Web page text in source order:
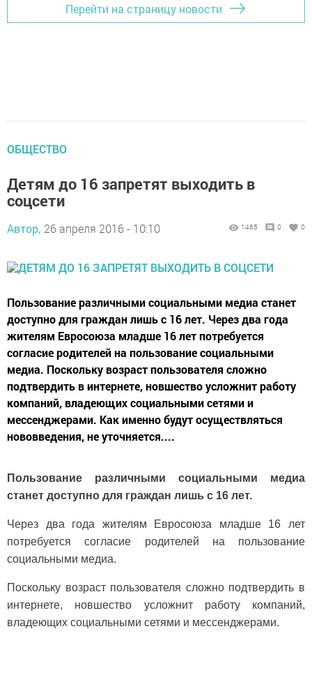
Перейти на страницу новости
ОБЩЕСТВО
Детям до 16 запретят выходить в
соцсети
Автор, 26 апреля 2016 - 10:10 1465 0 0
Пользование различными социальными медиа станет
доступно для граждан лишь с 16 лет. Через два года
жителям Евросоюза младше 16 лет потребуется
согласие родителей на пользование социальными
медиа. Поскольку возраст пользователя сложно
подтвердить в интернете, новшество усложнит работу
компаний, владеющих социальными сетями и
мессенджерами. Как именно будут осуществляться
нововведения, не уточняется....
Пользование различными социальными медиа
станет доступно для граждан лишь с 16 лет.
Через два года жителям Евросоюза младше 16 лет
потребуется согласие родителей на пользование
социальными медиа.
Поскольку возраст пользователя сложно подтвердить в
интернете, новшество усложнит работу компаний,
владеющих социальными сетями и мессенджерами.